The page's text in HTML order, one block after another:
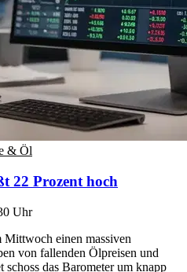
& Öl
22 Prozent hoch
Uhr
einen massiven
von fallenden Ölpreisen und
schoss das Barometer um knapp